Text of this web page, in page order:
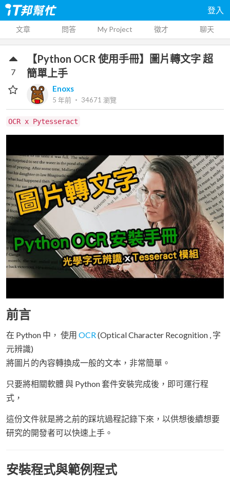
登入
文章 問答 My Project 徵才 聊天
【Python OCR 使用手冊】圖片轉文字 超
簡單上手
Enoxs
5 年前 ‧ 34671 瀏覽
7
OCR x Pytesseract
前言
在 Python 中， 使用 OCR(Optical Character Recognition , 字
元辨識)
將圖片的內容轉換成一般的文本，非常簡單。
只要將相關軟體 與 Python 套件安裝完成後，即可運行程
式，
這份文件就是將之前的踩坑過程記錄下來，以供想後續想要
研究的開發者可以快速上手。
安裝程式與範例程式